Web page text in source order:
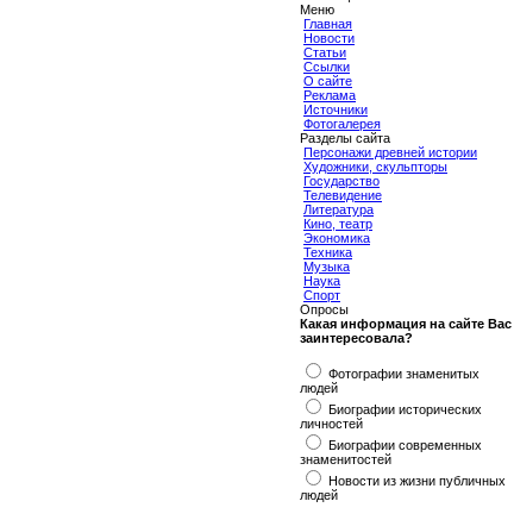
Меню
Главная
Новости
Статьи
Ссылки
О сайте
Реклама
Источники
Фотогалерея
Разделы сайта
Персонажи древней истории
Художники, скульпторы
Государство
Телевидение
Литература
Кино, театр
Экономика
Техника
Музыка
Наука
Спорт
Опросы
Какая информация на сайте Вас
заинтересовала?
Фотографии знаменитых
людей
Биографии исторических
личностей
Биографии современных
знаменитостей
Новости из жизни публичных
людей